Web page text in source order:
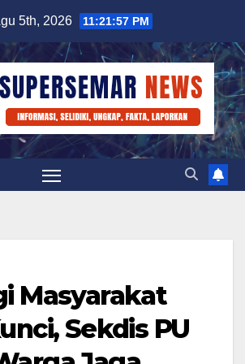
5th, 2026 11:21:58 PM
Masyarakat
Sekdis PU